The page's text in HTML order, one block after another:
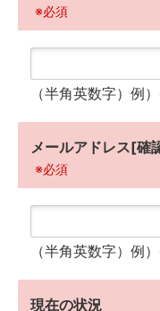
※必須
（半角英数字） 例
メールアドレス[確
※必須
（半角英数字） 例
現在の状況